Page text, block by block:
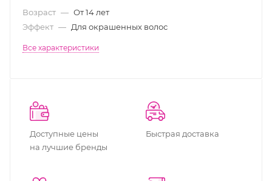
Возраст — От 14 лет
Эффект — Для окрашенных волос
Все характеристики
Доступные цены
на лучшие бренды
Быстрая доставка